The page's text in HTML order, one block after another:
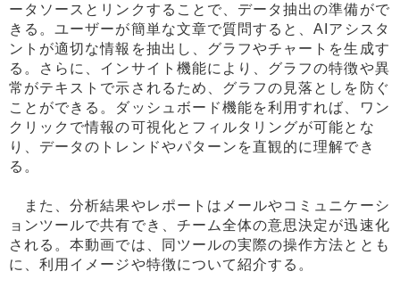
ータソースとリンクすることで、データ抽出の準備がで
きる。ユーザーが簡単な文章で質問すると、AIアシスタ
ントが適切な情報を抽出し、グラフやチャートを生成す
る。さらに、インサイト機能により、グラフの特徴や異
常がテキストで示されるため、グラフの見落としを防ぐ
ことができる。ダッシュボード機能を利用すれば、ワン
クリックで情報の可視化とフィルタリングが可能とな
り、データのトレンドやパターンを直観的に理解でき
る。
また、分析結果やレポートはメールやコミュニケーシ
ョンツールで共有でき、チーム全体の意思決定が迅速化
される。本動画では、同ツールの実際の操作方法ととも
に、利用イメージや特徴について紹介する。